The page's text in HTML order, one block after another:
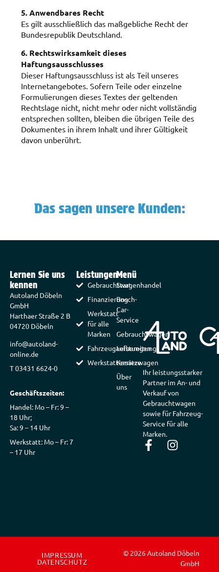
5. Anwendbares Recht
Es gilt ausschließlich das maßgebliche Recht der
Bundesrepublik Deutschland.
6. Rechtswirksamkeit dieses
Haftungsausschlusses
Dieser Haftungsausschluss ist als Teil unseres
Internetangebotes. Sofern Teile oder einzelne
Formulierungen dieses Textes der geltenden
Rechtslage nicht, nicht mehr oder nicht vollständig
entsprechen sollten, bleiben die übrigen Teile des
Dokumentes in ihrem Inhalt und ihrer Gültigkeit
davon unberührt.
Das sagen unsere Kunden:
Ihr leistungsstarker
Partner im An- und
Verkauf von
Gebrauchtwagen
sowie für Fahrzeug-
Service für alle
Marken.
Leistungen
Gebrauchtwagenhandel
Finanzierung
Werkstatt
für alle
Marken
Fahrzeugaufbereitung
Werkstattersatzwagen
Menü
Start
Bosch-
Car-
Service
Gebrauchtwagen
Leistungen
Karriere
Über
uns
Lernen Sie uns
kennen
Autoland Döbeln
GmbH
Harthaer Straße 2 B
04720 Döbeln
info@autoland-
online.de
T 03431 6624-0
Geschäftszeiten:
Handel: Mo – Fr: 9 –
18 Uhr;
Sa: 9 – 14 Uhr
Werkstatt: Mo – Fr: 7
– 17 Uhr
© 2026 Autoland Döbeln
GmbH
IMPRESSUM
DATENSCHUTZ